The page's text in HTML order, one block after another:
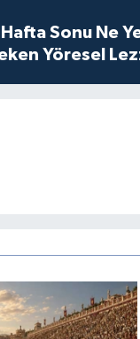
Sonu Ne
Yöresel